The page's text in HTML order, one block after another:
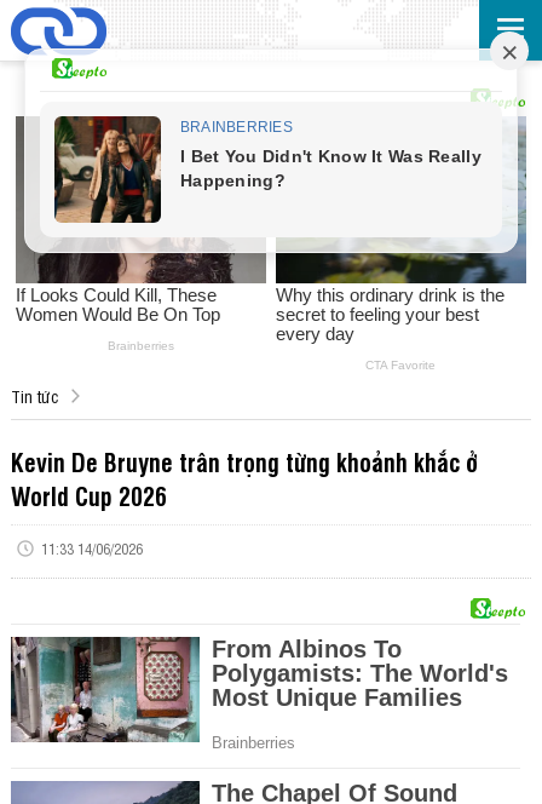
Tin tức
Kevin De Bruyne trân trọng từng khoảnh khắc ở
World Cup 2026
11:33 14/06/2026